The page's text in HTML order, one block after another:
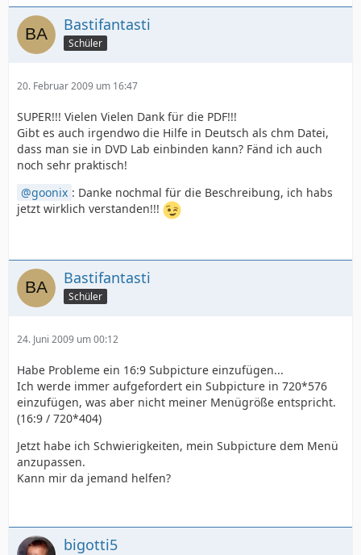
Bastifantasti
Schüler
20. Februar 2009 um 16:47
SUPER!!! Vielen Vielen Dank für die PDF!!!
Gibt es auch irgendwo die Hilfe in Deutsch als chm Datei,
dass man sie in DVD Lab einbinden kann? Fänd ich auch
noch sehr praktisch!
goonix : Danke nochmal für die Beschreibung, ich habs
jetzt wirklich verstanden!!!
Bastifantasti
Schüler
24. Juni 2009 um 00:12
Habe Probleme ein 16:9 Subpicture einzufügen...
Ich werde immer aufgefordert ein Subpicture in 720*576
einzufügen, was aber nicht meiner Menügröße entspricht.
(16:9 / 720*404)
Jetzt habe ich Schwierigkeiten, mein Subpicture dem Menü
anzupassen.
Kann mir da jemand helfen?
bigotti5